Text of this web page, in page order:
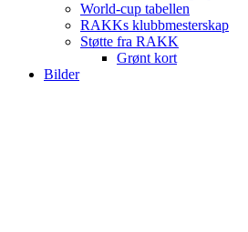
World-cup tabellen
RAKKs klubbmesterskap
Støtte fra RAKK
Grønt kort
Bilder